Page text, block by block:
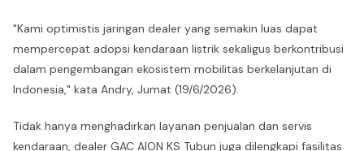
"Kami optimistis jaringan dealer yang semakin luas dapat
mempercepat adopsi kendaraan listrik sekaligus berkontribusi
dalam pengembangan ekosistem mobilitas berkelanjutan di
Indonesia," kata Andry, Jumat (19/6/2026).
Tidak hanya menghadirkan layanan penjualan dan servis
kendaraan, dealer GAC AION KS Tubun juga dilengkapi fasilitas